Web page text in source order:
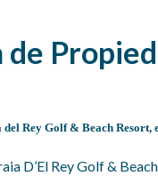
Rey Golf & Beach Resort,
D’El Rey Golf &